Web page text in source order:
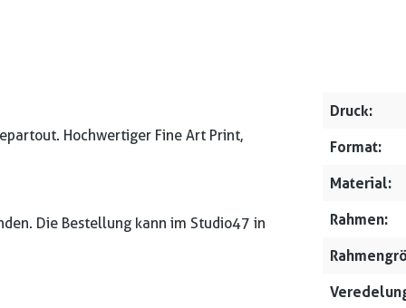
Hochwertiger Fine Art Print,
Die Bestellung kann im Studio47 in
Druck:
Format:
Material:
Rahmen: